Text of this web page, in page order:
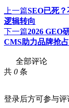
上一篇SEO已死
逻辑转向
下一篇2026 GEO
CMS助力品牌抢
全部评论
共 0 条
登录后方可参与评